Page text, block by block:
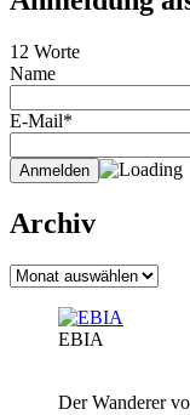
12 Worte
Name
E-Mail*
Archiv
Archiv
EBIA
Der Wanderer